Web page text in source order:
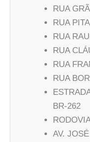
RUA
RUA
RUA
RUA
RUA
RUA
BR-262
AV.